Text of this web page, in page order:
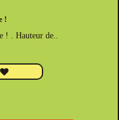
!
! . Hauteur de..